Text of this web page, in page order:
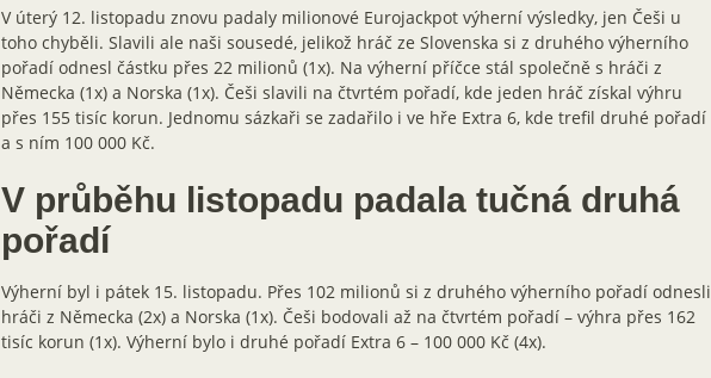
V úterý 12. listopadu znovu padaly milionové Eurojackpot výherní výsledky, jen Češi u
toho chyběli. Slavili ale naši sousedé, jelikož hráč ze Slovenska si z druhého výherního
pořadí odnesl částku přes 22 milionů (1x). Na výherní příčce stál společně s hráči z
Německa (1x) a Norska (1x). Češi slavili na čtvrtém pořadí, kde jeden hráč získal výhru
přes 155 tisíc korun. Jednomu sázkaři se zadařilo i ve hře Extra 6, kde trefil druhé pořadí
a s ním 100 000 Kč.
V průběhu listopadu padala tučná druhá
pořadí
Výherní byl i pátek 15. listopadu. Přes 102 milionů si z druhého výherního pořadí odnesli
hráči z Německa (2x) a Norska (1x). Češi bodovali až na čtvrtém pořadí – výhra přes 162
tisíc korun (1x). Výherní bylo i druhé pořadí Extra 6 – 100 000 Kč (4x).